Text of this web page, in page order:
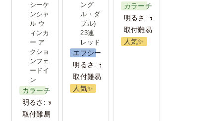
カー アクシ
ョンフェー
ドイン
シーケ
ンシャ
ル ウ
ィンカ
ー ア
クショ
ンフェ
ードイ
ン
カラーチェンジ
明るさ: ★
取付難易度: ★★★
23連 レッド
ング
ル・ダ
ブル)
23連
レッド
エフシーエル
明るさ: ★
取付難易度：★
人気✨️
カラーチェンジ
明るさ: ★★
取付難易度: ★★★
人気✨️